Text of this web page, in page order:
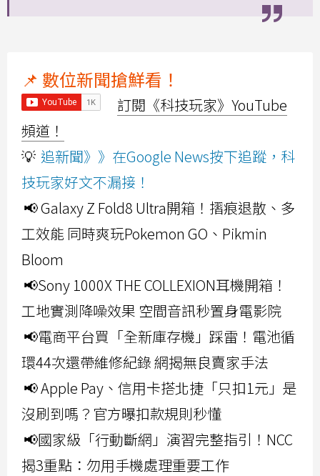
📌 數位新聞搶鮮看！
訂閱《科技玩家》YouTube
頻道！
💡 追新聞》》在Google News按下追蹤，科
技玩家好文不漏接！
📢 Galaxy Z Fold8 Ultra開箱！摺痕退散、多
工效能 同時爽玩Pokemon GO、Pikmin
Bloom
📢Sony 1000X THE COLLEXION耳機開箱！
工地實測降噪效果 空間音訊秒置身電影院
📢電商平台買「全新庫存機」踩雷！電池循
環44次還帶維修紀錄 網揭無良賣家手法
📢 Apple Pay、信用卡搭北捷「只扣1元」是
沒刷到嗎？官方曝扣款規則秒懂
📢國家級「行動斷網」演習完整指引！NCC
揭3重點：勿用手機處理重要工作